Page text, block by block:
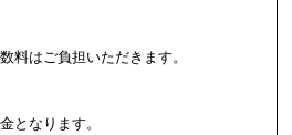
料はご負担いただきます。
となります。